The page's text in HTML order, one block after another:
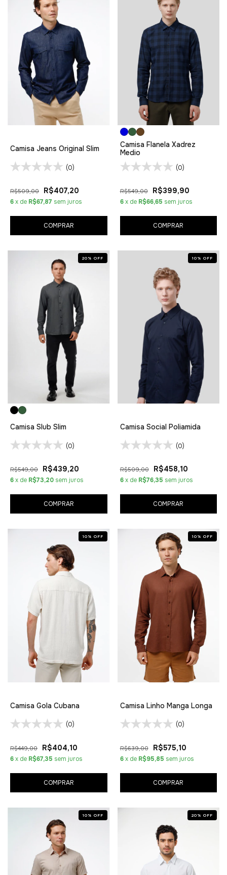
Camisa Jeans Original Slim
(0)
R$509,00 R$407,20
6x de R$67,87 sem juros
COMPRAR
Camisa Flanela Xadrez
Medio
(0)
R$549,00 R$399,90
6 x de R$66,65 sem juros
COMPRAR
20 % OFF
Camisa Slub Slim
(0)
R$549,00 R$439,20
6x de R$73,20 sem juros
COMPRAR
10 % OFF
Camisa Social Poliamida
(0)
R$509,00 R$458,10
6 x de R$76,35 sem juros
COMPRAR
10 % OFF
Camisa Gola Cubana
(0)
R$449,00 R$404,10
6x de R$67,35 sem juros
COMPRAR
10 % OFF
Camisa Linho Manga Longa
(0)
R$639,00 R$575,10
6 x de R$95,85 sem juros
COMPRAR
10 % OFF 20 % OFF